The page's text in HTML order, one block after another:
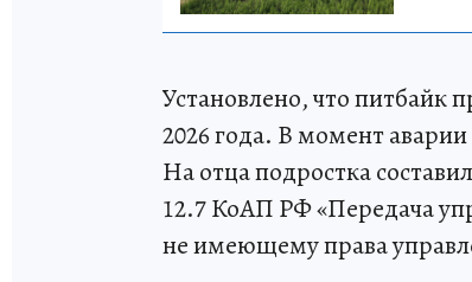
Установлено, что питбайк
2026 года. В момент
На отца подростка
12.7 КоАП РФ «Передача
не имеющему права